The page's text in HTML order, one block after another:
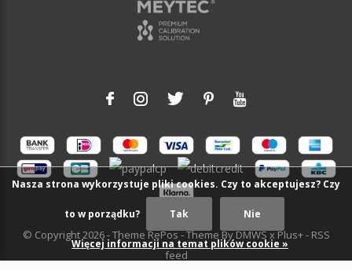
© Copyright2026- Theme RePos - Theme ByDMWSxPlus+- RSS
feed
Nasza strona wykorzystuje pliki cookies. Czy to akceptujesz? Czy
to w porządku? Tak Nie
Więcej informacji na temat plików cookie »